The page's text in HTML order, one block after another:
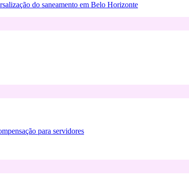
do saneamento em Belo Horizonte
para servidores